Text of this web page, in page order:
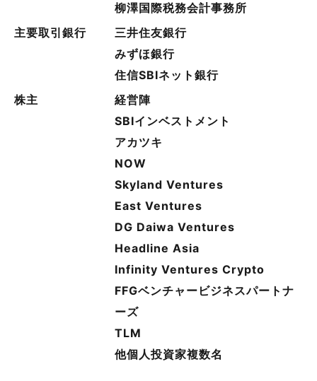
柳澤国際税務会計事務所
主要取引銀行
三井住友銀行
みずほ銀行
住信SBIネット銀行
株主
経営陣
SBIインベストメント
アカツキ
NOW
Skyland Ventures
East Ventures
DG Daiwa Ventures
Headline Asia
Infinity Ventures Crypto
FFGベンチャービジネスパートナ
ーズ
TLM
他個人投資家複数名